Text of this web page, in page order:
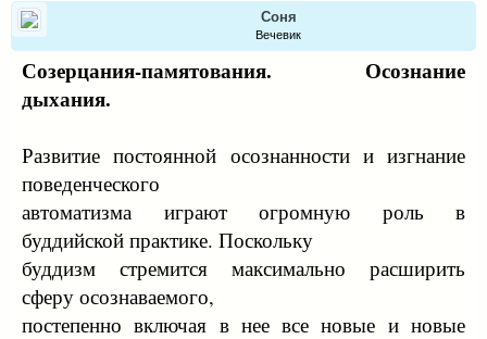
Соня
Вечевик
Созерцания-памятования. Осознание
дыхания.
Развитие постоянной осознанности и изгнание
поведенческого
автоматизма играют огромную роль в
буддийской практике. Поскольку
буддизм стремится максимально расширить
сферу осознаваемого,
постепенно включая в нее все новые и новые